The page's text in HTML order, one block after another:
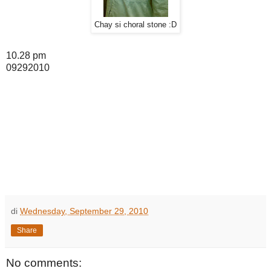
Chay si choral stone :D
10.28 pm
09292010
di Wednesday, September 29, 2010
Share
No comments: